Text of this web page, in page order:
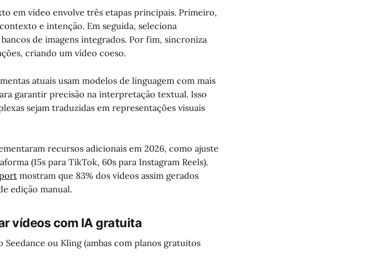
em vídeo envolve três etapas principais. Primeiro,
e intenção. Em seguida, seleciona
de imagens integrados. Por fim, sincroniza
criando um vídeo coeso.
atuais usam modelos de linguagem com mais
garantir precisão na interpretação textual. Isso
sejam traduzidas em representações visuais
recursos adicionais em 2026, como ajuste
(15s para TikTok, 60s para Instagram Reels).
mostram que 83% dos vídeos assim gerados
edição manual.
vídeos com IA gratuita
Seedance ou Kling (ambas com planos gratuitos